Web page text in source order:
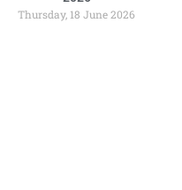
Thursday, 18 June 2026